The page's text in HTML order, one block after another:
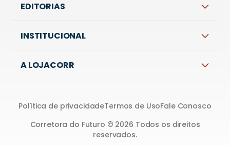
EDITORIAS
INSTITUCIONAL
A LOJACORR
Corretora do Futuro © 2026 Todos os direitos
reservados.
Política de privacidadeTermos de UsoFale Conosco